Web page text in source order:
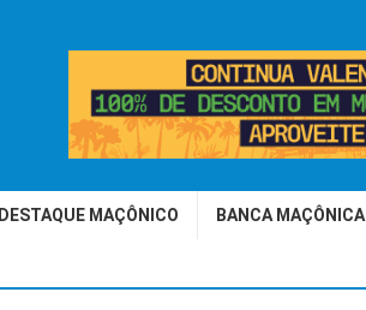
DESTAQUE MAÇÔNICO BANCA MAÇÔNICA